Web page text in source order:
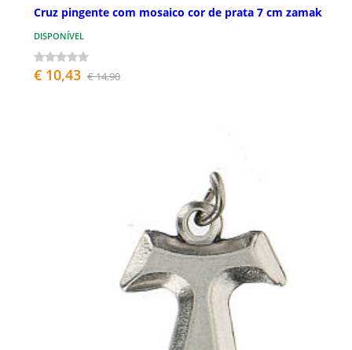
Cruz pingente com mosaico cor de prata 7 cm zamak
DISPONÍVEL
€ 10,43 € 14,90